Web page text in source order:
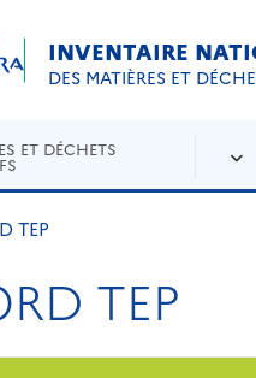
INVENTAIRE
DES MATIÈRES ET
ET DÉCHETS
TEP
TEP